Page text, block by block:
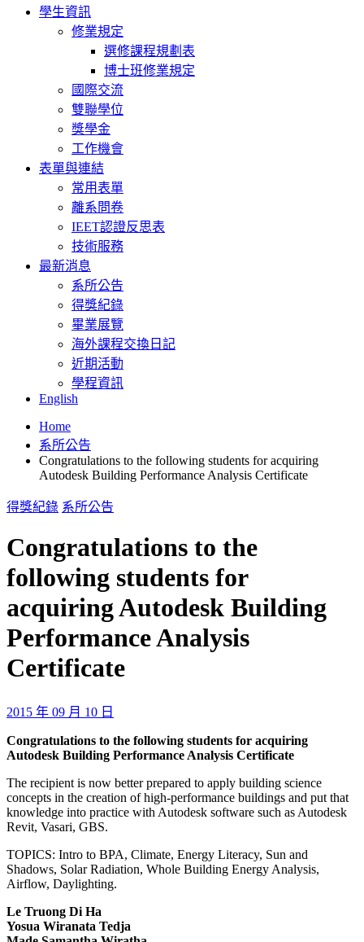
學生資訊
修業規定
選修課程規劃表
博士班修業規定
國際交流
雙聯學位
獎學金
工作機會
表單與連結
常用表單
離系問卷
IEET認證反思表
技術服務
最新消息
系所公告
得獎紀錄
畢業展覽
海外課程交換日記
近期活動
學程資訊
English
Home
系所公告
Congratulations to the following students for acquiring
Autodesk Building Performance Analysis Certificate
得獎紀錄 系所公告
Congratulations to the
following students for
acquiring Autodesk Building
Performance Analysis
Certificate
2015 年 09 月 10 日
Congratulations to the following students for acquiring
Autodesk Building Performance Analysis Certificate
The recipient is now better prepared to apply building science
concepts in the creation of high-performance buildings and put that
knowledge into practice with Autodesk software such as Autodesk
Revit, Vasari, GBS.
TOPICS: Intro to BPA, Climate, Energy Literacy, Sun and
Shadows, Solar Radiation, Whole Building Energy Analysis,
Airflow, Daylighting.
Le Truong Di Ha
Yosua Wiranata Tedja